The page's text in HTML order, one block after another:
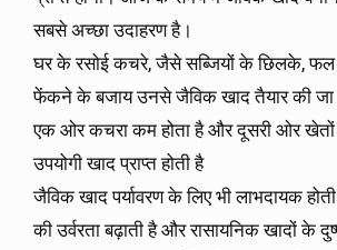
सबसे अच्छा उदाहरण है।
घर के रसोई कचरे, जैसे सब्जियों के छिलके,
फेंकने के बजाय उनसे जैविक खाद तैयार की
एक ओर कचरा कम होता है और दूसरी ओर खेतों
उपयोगी खाद प्राप्त होती है
जैविक खाद पर्यावरण के लिए भी लाभदायक
की उर्वरता बढ़ाती है और रासायनिक खादों के